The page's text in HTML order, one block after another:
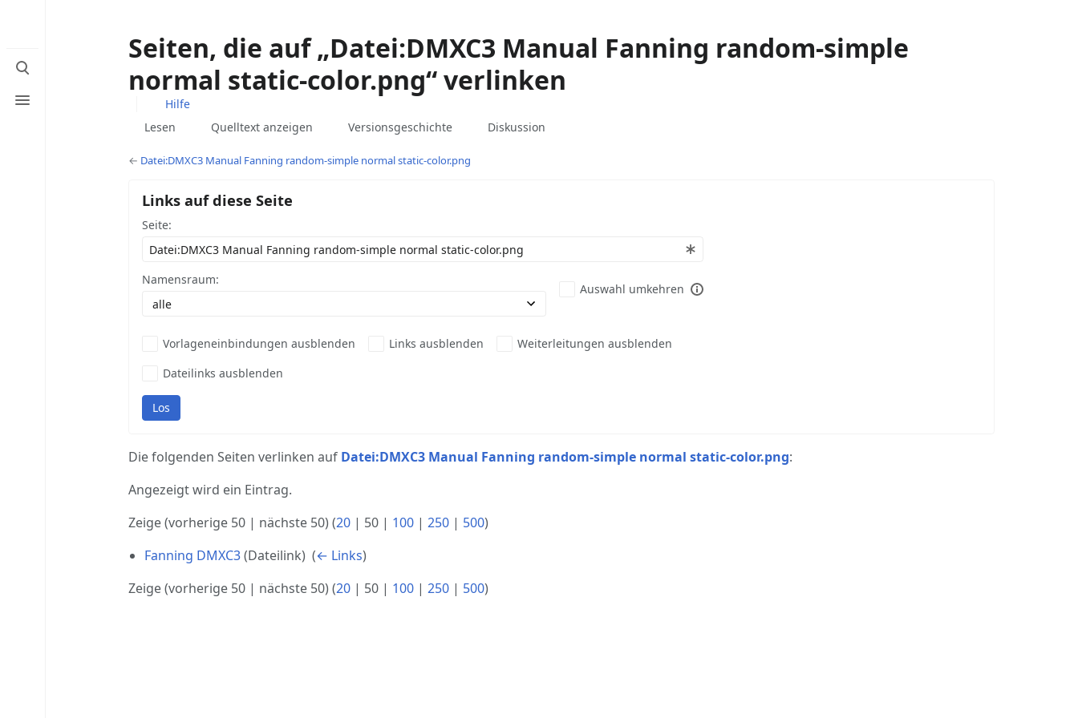
Suche
umschalten
Menü
umschalten
Seiten, die auf „Datei:DMXC3 Manual Fanning random-simple
normal static-color.png“ verlinken
Hilfe
Lesen Quelltext anzeigen Versionsgeschichte
associated-
pages
DateiDiskussion
← Datei:DMXC3 Manual Fanning random-simple normal static-color.png
Links auf diese Seite
Seite:
Namensraum:
Auswahl umkehren
Vorlageneinbindungen ausblenden Links ausblenden
Weiterleitungen ausblenden
Dateilinks ausblenden
Los
Die folgenden Seiten verlinken auf Datei:DMXC3 Manual Fanning random-simple normal static-color.png:
Angezeigt wird ein Eintrag.
Zeige (vorherige 50 | nächste 50) (20 | 50 | 100 | 250 | 500)
Fanning DMXC3(Dateilink) ‎ (← Links)
Zeige (vorherige 50 | nächste 50) (20 | 50 | 100 | 250 | 500)